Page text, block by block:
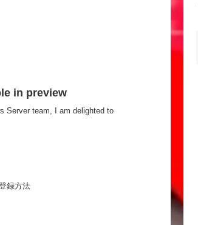
in preview
Server team, I am delighted to
録方法